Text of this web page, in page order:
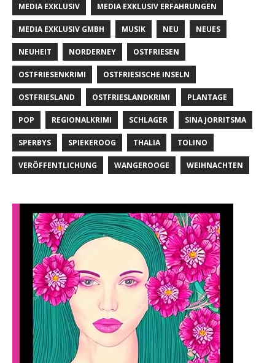
MEDIA EXKLUSIV MEDIA EXKLUSIV ERFAHRUNGEN
MEDIA EXKLUSIV GMBH MUSIK NEU NEUES
NEUHEIT NORDERNEY OSTFRIESEN
OSTFRIESENKRIMI OSTFRIESISCHE INSELN
OSTFRIESLAND OSTFRIESLANDKRIMI PLANTAGE
POP REGIONALKRIMI SCHLAGER SINA JORRITSMA
SPERBYS SPIEKEROOG THALIA TOLINO
VERÖFFENTLICHUNG WANGEROOGE WEIHNACHTEN